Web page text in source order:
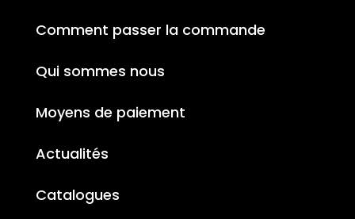
Comment passer la commande
Qui sommes nous
Moyens de paiement
Actualités
Catalogues